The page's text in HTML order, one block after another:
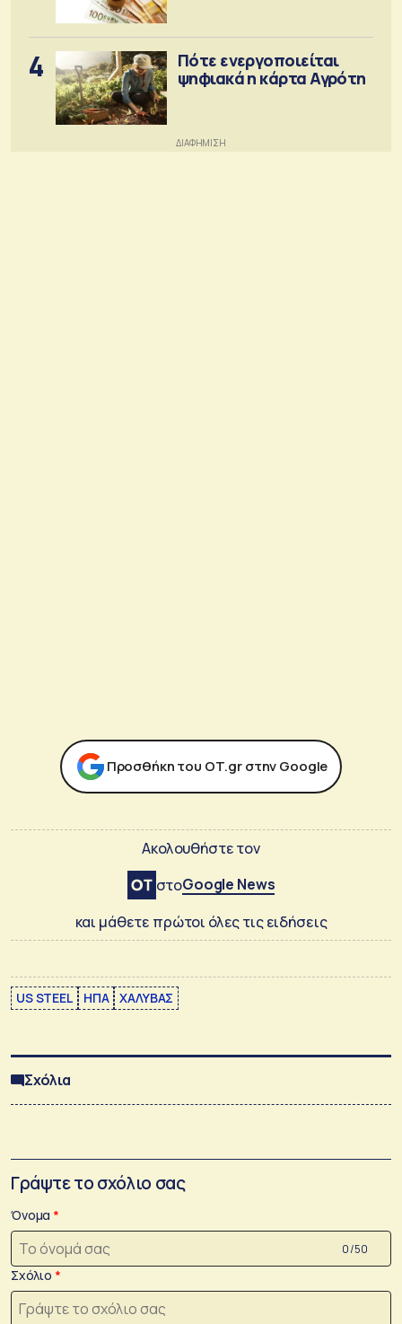
4
Πότε ενεργοποιείται
ψηφιακά η κάρτα Αγρότη
Προσθήκη του ΟΤ.gr στην Google
Ακολουθήστε τον
στοGoogle News
και μάθετε πρώτοι όλες τις ειδήσεις
US STEEL ΗΠΑ ΧΑΛΥΒΑΣ
Σχόλια
Γράψτε το σχόλιο σας
Όνομα
0 /50
Σχόλιο